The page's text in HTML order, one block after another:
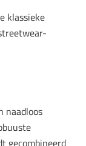
klassieke
naadloos